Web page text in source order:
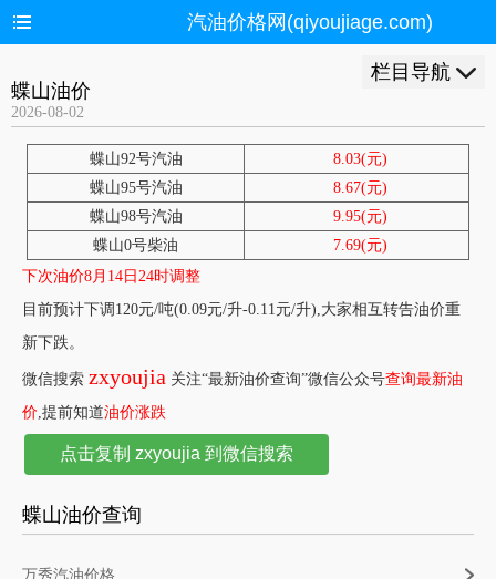
汽油价格网(qiyoujiage.com)
栏目导航
蝶山油价
2026-08-02
蝶山92号汽油
8.03(元)
蝶山95号汽油
8.67(元)
蝶山98号汽油
9.95(元)
蝶山0号柴油
7.69(元)
下次油价8月14日24时调整
目前预计下调120元/吨(0.09元/升-0.11元/升),大家相互转告油价重
新下跌。
微信搜索 zxyoujia 关注“最新油价查询”微信公众号查询最新油
价,提前知道油价涨跌
点击复制 zxyoujia 到微信搜索
蝶山油价查询
万秀汽油价格